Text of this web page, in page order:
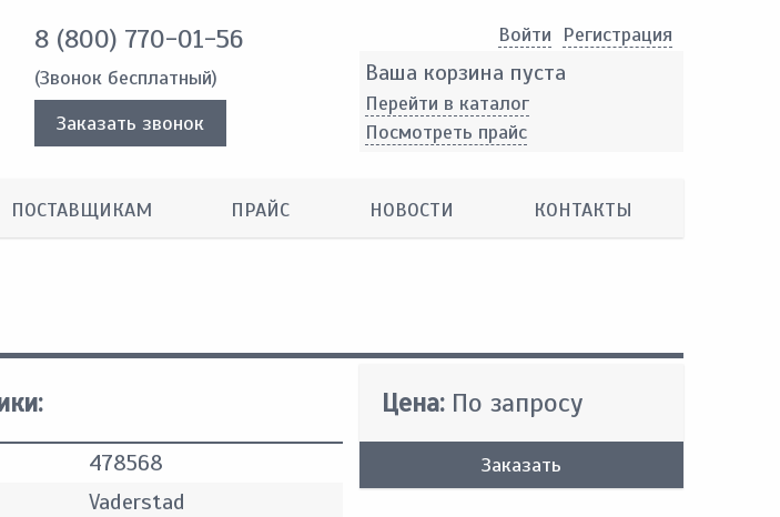
8 (800) 770-01-56
(Звонок бесплатный)
Заказать звонок
Войти Pегистрация
Ваша корзина пуста
Перейти в каталог
Посмотреть прайс
ПОСТАВЩИКАМ ПРАЙС НОВОСТИ КОНТАКТЫ
478568
Vaderstad
Цена: По запросу
Заказать